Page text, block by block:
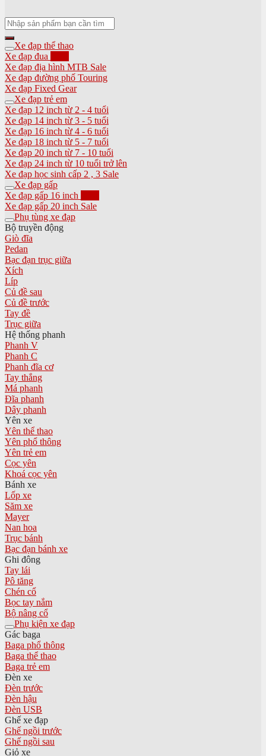
Tìm
kiếm:
Xe đạp thể thao
Xe đạp đua
Xe đạp địa hình MTB
Xe đạp đường phố Touring
Xe đạp Fixed Gear
Xe đạp trẻ em
Xe đạp 12 inch từ 2 - 4 tuổi
Xe đạp 14 inch từ 3 - 5 tuổi
Xe đạp 16 inch từ 4 - 6 tuổi
Xe đạp 18 inch từ 5 - 7 tuổi
Xe đạp 20 inch từ 7 - 10 tuổi
Xe đạp 24 inch từ 10 tuổi trở lên
Xe đạp học sinh cấp 2 , 3
Xe đạp gấp
Xe đạp gấp 16 inch
Xe đạp gấp 20 inch
Phụ tùng xe đạp
Bộ truyền động
Giò đĩa
Pedan
Bạc đạn trục giữa
Xích
Líp
Củ đề sau
Củ đề trước
Tay đề
Trục giữa
Hệ thống phanh
Phanh V
Phanh C
Phanh đĩa cơ
Tay thắng
Má phanh
Đĩa phanh
Dây phanh
Yên xe
Yên thể thao
Yên phổ thông
Yên trẻ em
Cọc yên
Khoá cọc yên
Bánh xe
Lốp xe
Săm xe
Mayer
Nan hoa
Trục bánh
Bạc đạn bánh xe
Ghi đông
Tay lái
Pô tăng
Chén cổ
Bọc tay nắm
Bộ nâng cổ
Phụ kiện xe đạp
Gác baga
Baga phổ thông
Baga thể thao
Baga trẻ em
Đèn xe
Đèn trước
Đèn hậu
Đèn USB
Ghế xe đạp
Ghế ngồi trước
Ghế ngồi sau
Giỏ xe